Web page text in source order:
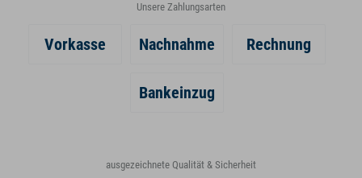
Unsere Zahlungsarten
Vorkasse Nachnahme Rechnung
Bankeinzug
ausgezeichnete Qualität & Sicherheit